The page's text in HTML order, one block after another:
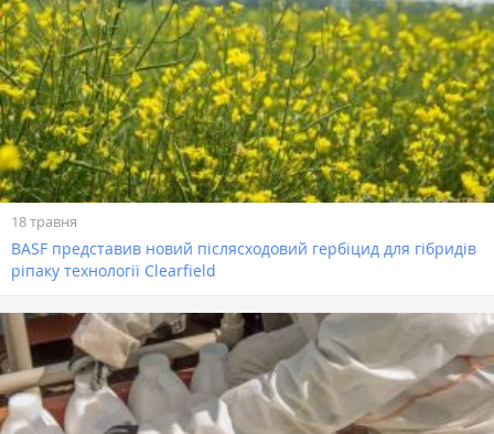
18 травня
BASF представив новий післясходовий гербіцид для гібридів
ріпаку технології Clearfield